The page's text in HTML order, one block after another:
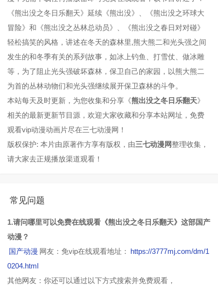
第49集 第50集 第51集 第52集
《熊出没之冬日乐翻天》延续《熊出没》、《熊出没之环球大
冒险》和《熊出没之丛林总动员》、《熊出没之春日对对碰》
轻松搞笑的风格，讲述在冬天的森林里,熊大熊二和光头强之间
发生的和冬季有关的系列故事，如冰上钓鱼、打雪仗、做冰雕
等，为了阻止光头强破坏森林，保卫自己的家园，以熊大熊二
为首的丛林动物们和光头强继续展开保卫森林的斗争。
本站每天及时更新，为您收集和分享《熊出没之冬日乐翻天》
相关的最新更新节目源，欢迎大家收藏和分享本站网址，免费
观看vip动漫动画片尽在三七动漫网！
版权保护: 本片由原著作方享有版权，由三七动漫网整理收集，
请大家去正规播放渠道观看！
常见问题
1.请问哪里可以免费在线观看《熊出没之冬日乐翻天》这部国产
动漫？
国产动漫 网友：免vip在线观看地址： https://3777mj.com/dm/1
0204.html
其他网友：你还可以通过以下方式搜索并免费观看，